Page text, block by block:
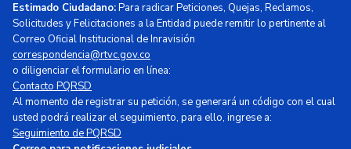
Estimado Ciudadano:Para radicar Peticiones, Quejas, Reclamos,
Solicitudes y Felicitaciones a la Entidad puede remitir lo pertinente al
Correo Oficial Institucional de Inravisión
correspondencia@rtvc.gov.co
o diligenciar el formulario en línea:
Contacto PQRSD
Al momento de registrar su petición, se generará un código con el cual
usted podrá realizar el seguimiento, para ello, ingrese a:
Seguimiento de PQRSD